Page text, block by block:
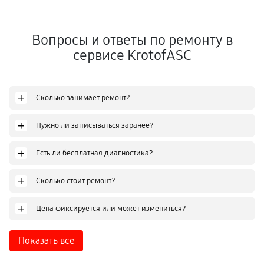
Вопросы и ответы по ремонту в
сервисе KrotofASC
+ Сколько занимает ремонт?
+ Нужно ли записываться заранее?
+ Есть ли бесплатная диагностика?
+ Сколько стоит ремонт?
+ Цена фиксируется или может измениться?
Показать все